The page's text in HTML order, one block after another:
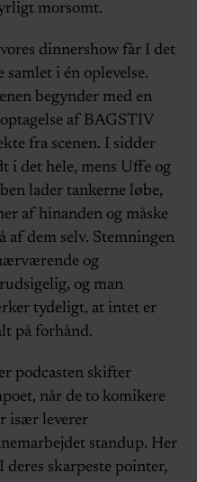
morsomt.
dinnershow får I det
samlet i én oplevelse.
begynder med en
af BAGSTIV
fra scenen. I sidder
i det hele, mens Uffe og
lader tankerne løbe,
af hinanden og måske
af dem selv. Stemningen
og
og man
tydeligt, at intet er
på forhånd.
podcasten skifter
når de to komikere
især leverer
standup. Her
deres skarpeste pointer,